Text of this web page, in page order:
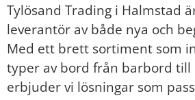
Tylösand Trading i Halmstad
leverantör av både nya och
Med ett brett sortiment som
typer av bord från barbord till
erbjuder vi lösningar som